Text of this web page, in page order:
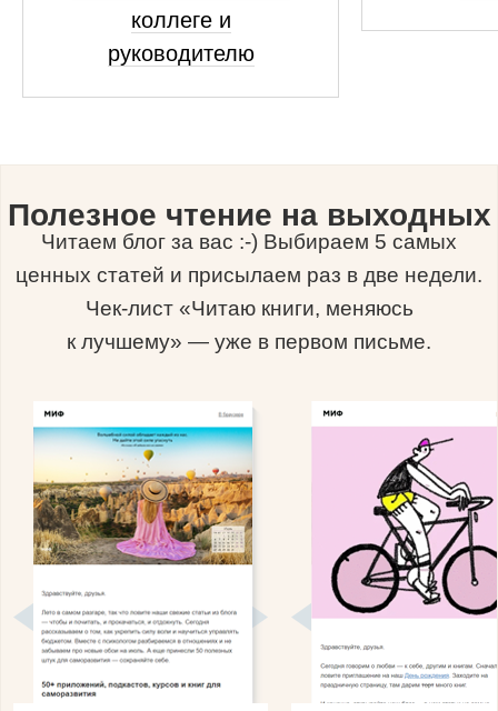
коллеге и
руководителю
Полезное чтение на выходных
Читаем блог за вас :-) Выбираем 5 самых
ценных статей и присылаем раз в две недели.
Чек-лист «Читаю книги, меняюсь
к лучшему» — уже в первом письме.